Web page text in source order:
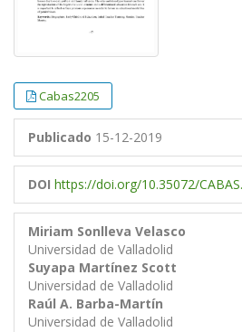
Cabas2205
Publicado 15-12-2019
DOI https://doi.org/10.35072/
Miriam Sonlleva Velasco
Universidad de Valladolid
Suyapa Martínez Scott
Universidad de Valladolid
Raúl A. Barba-Martín
Universidad de Valladolid